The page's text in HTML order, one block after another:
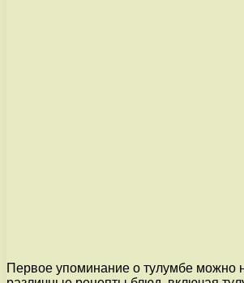
Первое упоминание о тулумбе можно